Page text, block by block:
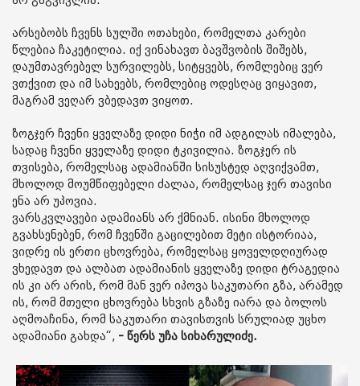
არსებობს ჩვენს სულში ოთახები, რომელთა კარები
წლებია ჩაკეტილია. იქ ვინახავთ ბავშვობის შიშებს,
დაუმთავრებელ სურვილებს, სიტყვებს, რომლებიც ვერ
ვთქვით და იმ სახეებს, რომლებიც ოდესღაც ვიყავით,
მაგრამ ვეღარ ვბედავთ ვიყოთ.
ზოგჯერ ჩვენი ყველაზე დიდი ნიჭი იმ ადგილას იმალება,
სადაც ჩვენი ყველაზე დიდი ტკივილია. ზოგჯერ ის
თვისება, რომელსაც ადამიანში სისუსტედ აღვიქვამთ,
მხოლოდ მოუმწიფებელი ძალაა, რომელსაც ჯერ თავისი
ენა არ უპოვია.
ვარსკვლავები ადამიანს არ ქმნიან. ისინი მხოლოდ
გვახსენებენ, რომ ჩვენში გაცილებით მეტი ისტორიაა,
ვიდრე ის ერთი ცხოვრება, რომელსაც ყოველდღიურად
ვხედავთ და ალბათ ადამიანის ყველაზე დიდი ტრაგედია
ის კი არ არის, რომ მან ვერ იპოვა საკუთარი გზა, არამედ
ის, რომ მთელი ცხოვრება სხვის გზაზე იარა და ბოლოს
აღმოაჩინა, რომ საკუთარი თავისთვის სრულიად უცხო
ადამიანი გახდა“, - წერს უჩა სიხარულიძე.